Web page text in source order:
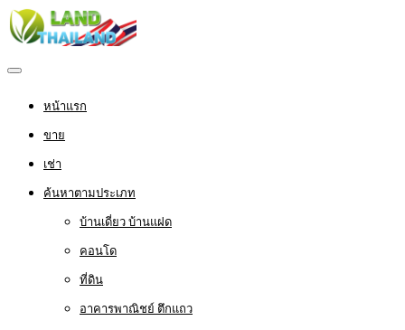
หน้าแรก
ขาย
เช่า
ค้นหาตามประเภท
บ้านเดี่ยว บ้านแฝด
คอนโด
ที่ดิน
อาคารพาณิชย์ ตึกแถว